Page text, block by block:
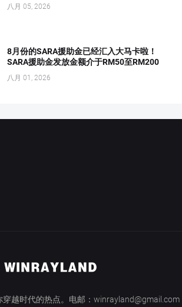
八月 05, 2026
8月份的SARA援助金已经汇入大马卡啦！
SARA援助金发放金额介于RM50至RM200
八月 01, 2026
穿越时代的热点。电邮：winrayland@gmail.com